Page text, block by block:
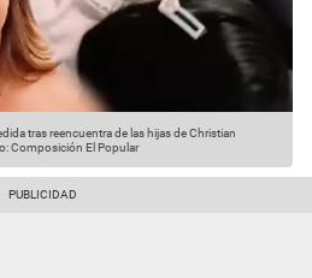
tras reencuentra de las hijas de Christian
Composición El Popular